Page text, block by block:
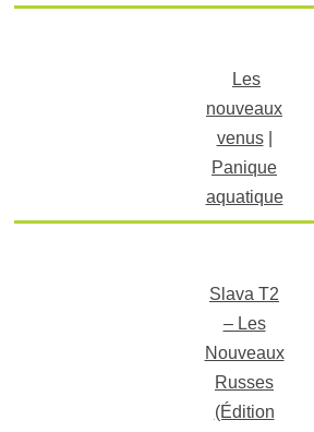
Les
nouveaux
venus|
Panique
aquatique
Slava T2
– Les
Nouveaux
Russes
(Édition